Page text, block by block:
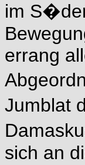
im
errang
Jumblat
sich an